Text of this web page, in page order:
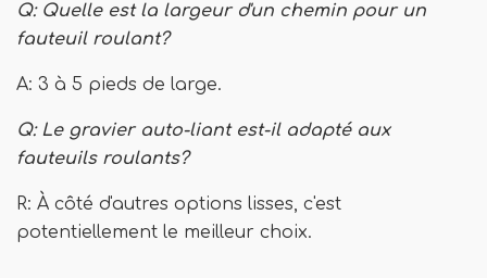
Q: Quelle est la largeur d'un chemin pour un
fauteuil roulant?
A: 3 à 5 pieds de large.
Q: Le gravier auto-liant est-il adapté aux
fauteuils roulants?
R: À côté d'autres options lisses, c'est
potentiellement le meilleur choix.